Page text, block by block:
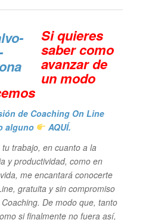
Si quieres
saber como
avanzar de
un modo
de Coaching On Line
alguno
AQUÍ.
trabajo, en cuanto a la
y productividad, como en
me encantará conocerte
gratuita y sin compromiso
De modo que, tanto
si finalmente no fuera así,